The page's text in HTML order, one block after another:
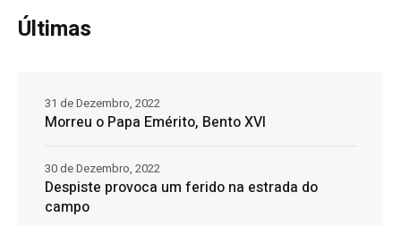
Últimas
Morreu o Papa Emérito, Bento XVI
31 de Dezembro, 2022
Despiste provoca um ferido na estrada do
campo
30 de Dezembro, 2022